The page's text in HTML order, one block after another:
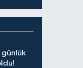
günlük